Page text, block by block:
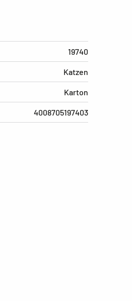
19740
Katzen
Karton
4008705197403